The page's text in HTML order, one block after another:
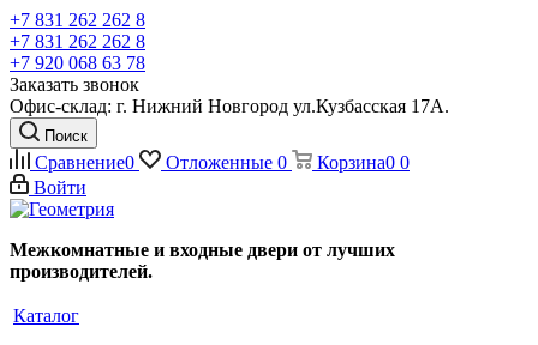
+7 831 262 262 8
+7 831 262 262 8
+7 920 068 63 78
Заказать звонок
Офис-склад: г. Нижний Новгород ул.Кузбасская 17А.
Поиск
Сравнение0 Отложенные 0 Корзина0 0
Войти
Межкомнатные и входные двери от лучших
производителей.
Каталог